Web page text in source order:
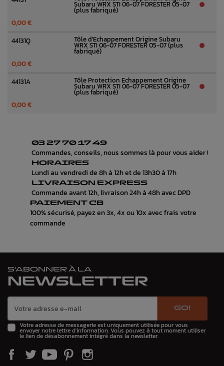
Subaru WRX STI 06-07 FORESTER 05-07
(plus fabriqué)
0,00 €
44131Q Tôle d'Echappement Origine Subaru
WRX STI 06-07 FORESTER 05-07 (plus
fabriqué)
0,00 €
44131A Tôle Protection Echappement Origine
Subaru WRX STI 06-07 FORESTER 05-07
(plus fabriqué)
0,00 €
03 27 70 17 49
Commandes, conseils, nous sommes là pour vous aider !
HORAIRES
Lundi au vendredi de 8h à 12h et de 13h30 à 17h
LIVRAISON EXPRESS
Commande avant 12h, livraison 24h à 48h avec DPD
PAIEMENT CB
100% sécurisé, payez en 3x, 4x ou 10x avec frais votre
commande
S'ABONNER À LA
NEWSLETTER
GO!
Votre adresse de messagerie est uniquement utilisée pour vous
envoyer notre lettre d'information. Vous pouvez à tout moment utiliser
le lien de désabonnement intégré dans la newsletter.